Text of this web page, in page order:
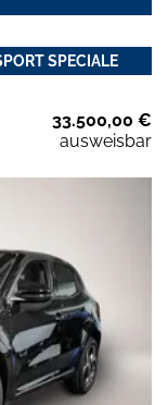
SPECIALE
33.500,00 €
ausweisbar